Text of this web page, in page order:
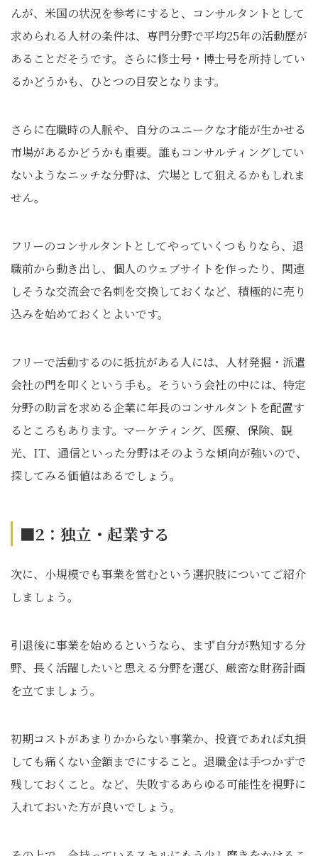
んが、米国の状況を参考にすると、コンサルタントとして
求められる人材の条件は、専門分野で平均25年の活動歴が
あることだそうです。さらに修士号・博士号を所持してい
るかどうかも、ひとつの目安となります。
さらに在職時の人脈や、自分のユニークな才能が生かせる
市場があるかどうかも重要。誰もコンサルティングしてい
ないようなニッチな分野は、穴場として狙えるかもしれま
せん。
フリーのコンサルタントとしてやっていくつもりなら、退
職前から動き出し、個人のウェブサイトを作ったり、関連
しそうな交流会で名刺を交換しておくなど、積極的に売り
込みを始めておくとよいです。
フリーで活動するのに抵抗がある人には、人材発掘・派遣
会社の門を叩くという手も。そういう会社の中には、特定
分野の助言を求める企業に年長のコンサルタントを配置す
るところもあります。マーケティング、医療、保険、観
光、IT、通信といった分野はそのような傾向が強いので、
探してみる価値はあるでしょう。
■2：独立・起業する
次に、小規模でも事業を営むという選択肢についてご紹介
しましょう。
引退後に事業を始めるというなら、まず自分が熟知する分
野、長く活躍したいと思える分野を選び、厳密な財務計画
を立てましょう。
初期コストがあまりかからない事業か、投資であれば丸損
しても痛くない金額までにすること。退職金は手つかずで
残しておくこと。など、失敗するあらゆる可能性を視野に
入れておいた方が良いでしょう。